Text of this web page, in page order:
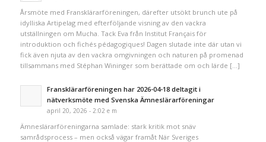
Årsmöte med Fransklärarföreningen, därefter utsökt brunch ute på
idylliska Artipelag med efterföljande visning av den vackra
utställningen om Mucha. Tack Eva från Institut Français för
introduktion och fichés pédagogiques! Dagen slutade inte där utan vi
fick även njuta av den vackra omgivningen och naturen på promenad
tillsammans med Stéphan Wininger som berättade om och lärde […]
Fransklärarföreningen har 2026-04-18 deltagit i
nätverksmöte med Svenska Ämneslärarföreningar
april 20, 2026 - 2:02 e m
Ämneslärarföreningarna samlade: stark kritik mot snäv
samrådsprocess – men också vägar framåt När Sveriges